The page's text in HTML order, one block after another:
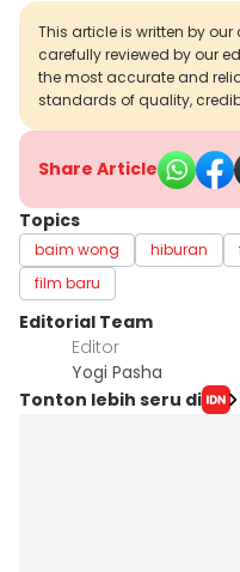
This article is written by
carefully reviewed by our
the most accurate and
standards of quality,
Share Article
Topics
baim wong hiburan
film baru
Editorial Team
Editor
Yogi Pasha
Tonton lebih seru di